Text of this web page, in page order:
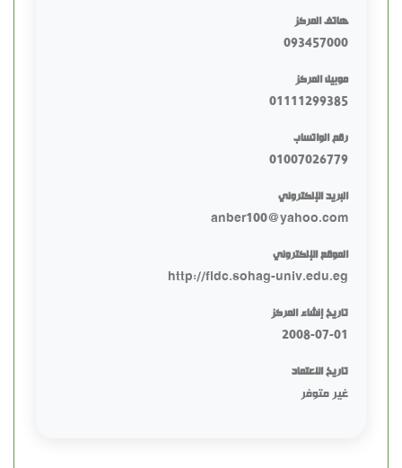
هاتف المركز
093457000
موبيل المركز
01111299385
رقم الواتساب
01007026779
البريد الإلكتروني
anber100@yahoo.com
الموقع الإلكتروني
http://fldc.sohag-univ.edu.eg
تاريخ إنشاء المركز
2008-07-01
تاريخ الاعتماد
غير متوفر